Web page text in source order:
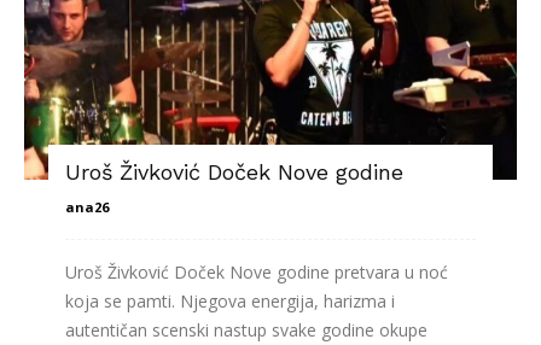
Uroš Živković Doček Nove godine
ana26
Uroš Živković Doček Nove godine pretvara u noć
koja se pamti. Njegova energija, harizma i
autentičan scenski nastup svake godine okupe